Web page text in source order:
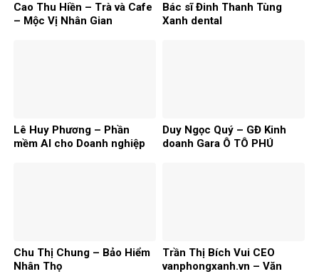
Cao Thu Hiền – Trà và Cafe
– Mộc Vị Nhân Gian
Bác sĩ Đinh Thanh Tùng
Xanh dental
Lê Huy Phương – Phần
mềm AI cho Doanh nghiệp
Duy Ngọc Quý – GĐ Kinh
doanh Gara Ô TÔ PHÚ
Chu Thị Chung – Bảo Hiểm
Nhân Thọ
Trần Thị Bích Vui CEO
vanphongxanh.vn – Văn